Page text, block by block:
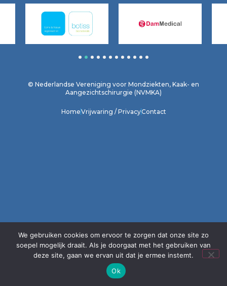
5 6 7 8 9 1011 12
© Nederlandse Vereniging voor Mondziekten, Kaak- en
Aangezichtschirurgie (NVMKA)
HomeVrijwaring / PrivacyContact
We gebruiken cookies om ervoor te zorgen dat onze site zo
soepel mogelijk draait. Als je doorgaat met het gebruiken van
deze site, gaan we ervan uit dat je ermee instemt.
Ok